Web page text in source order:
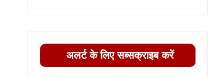
अलर्ट के लिए सब्सक्राइब करें